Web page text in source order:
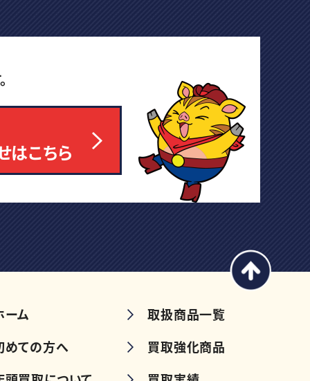
はこちら
ーム
めての方へ
取扱商品一覧
買取強化商品